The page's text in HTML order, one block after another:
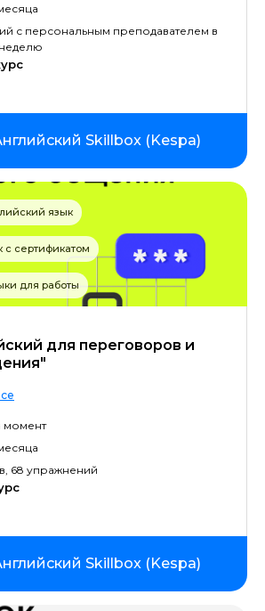
с персональным преподавателем в
Skillbox (Kespa)
язык
с сертификатом
для работы
для переговоров и
68 упражнений
Skillbox (Kespa)